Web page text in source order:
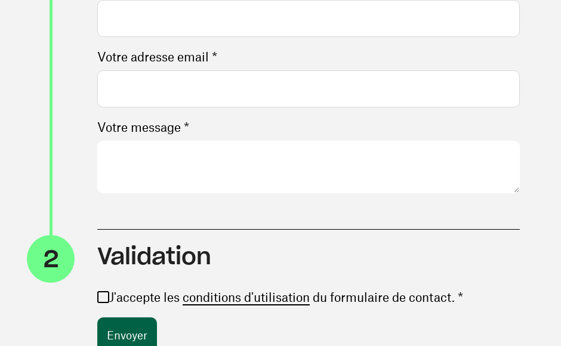
Votre adresse email *
Votre message *
2 Validation
J'accepte les conditions d'utilisation (ouvre une nouvelle fenêtre)
du formulaire de contact. *